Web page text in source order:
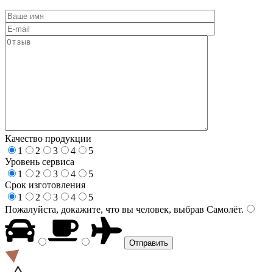
Качество продукции
1
2 3 4
5
Уровень сервиса
1
2 3 4
5
Срок изготовления
1
2 3 4
5
Пожалуйста, докажите, что вы человек, выбрав Самолёт.